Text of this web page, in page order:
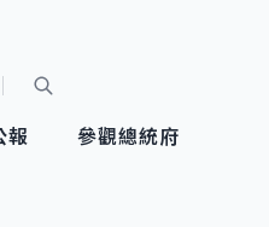
報 參觀總統府